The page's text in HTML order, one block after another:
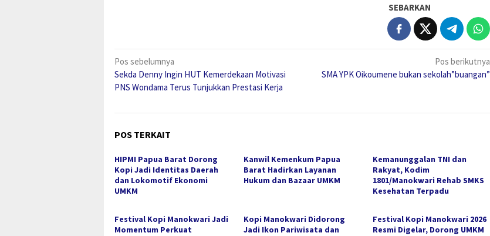
SEBARKAN
Navigasi
pos
Pos sebelumnya
Sekda Denny Ingin HUT Kemerdekaan Motivasi
PNS Wondama Terus Tunjukkan Prestasi Kerja
Pos berikutnya
SMA YPK Oikoumene bukan sekolah”buangan”
POS TERKAIT
HIPMI Papua Barat Dorong
Kopi Jadi Identitas Daerah
dan Lokomotif Ekonomi
UMKM
Kanwil Kemenkum Papua
Barat Hadirkan Layanan
Hukum dan Bazaar UMKM
Kemanunggalan TNI dan
Rakyat, Kodim
1801/Manokwari Rehab SMKS
Kesehatan Terpadu
Festival Kopi Manokwari Jadi
Momentum Perkuat
Kopi Manokwari Didorong
Jadi Ikon Pariwisata dan
Festival Kopi Manokwari 2026
Resmi Digelar, Dorong UMKM